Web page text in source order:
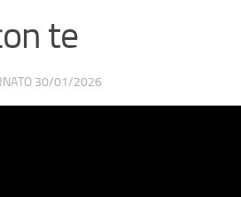
te
30/01/2026